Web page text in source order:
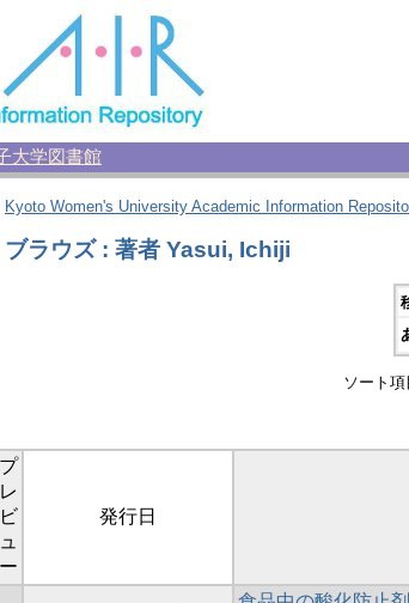
大学図書館
Kyoto Women's University Academic Information
ブラウズ : 著者 Yasui, Ichiji
ソート項
プ
レ
ビ
ュ
ー
発行日